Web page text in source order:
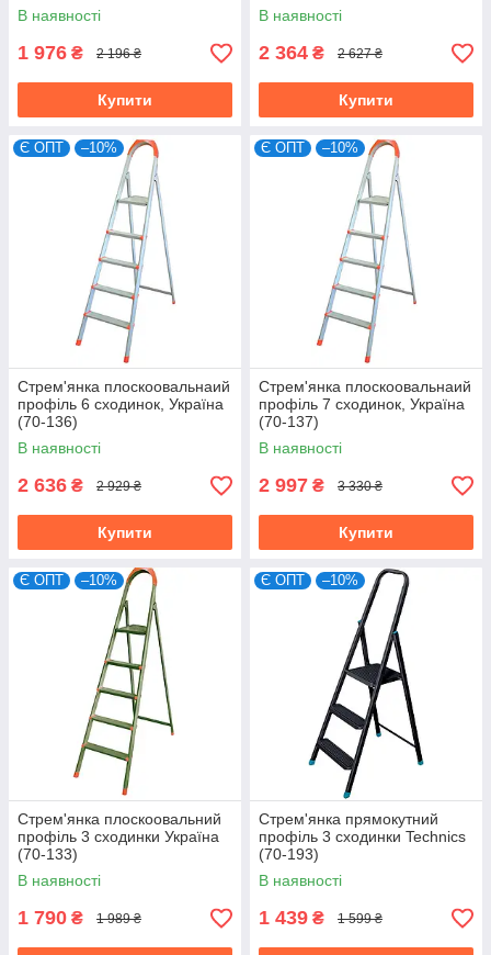
В наявності
1 976 ₴ 2 196 ₴
Купити
В наявності
2 364 ₴ 2 627 ₴
Купити
Є ОПТ –10%
Стрем'янка плоскоовальнаий
профіль 6 сходинок, Україна
(70-136)
В наявності
2 636 ₴ 2 929 ₴
Купити
Є ОПТ –10%
Стрем'янка плоскоовальнаий
профіль 7 сходинок, Україна
(70-137)
В наявності
2 997 ₴ 3 330 ₴
Купити
Є ОПТ –10%
Стрем'янка плоскоовальний
профіль 3 сходинки Україна
(70-133)
В наявності
1 790 ₴ 1 989 ₴
Є ОПТ –10%
Стрем'янка прямокутний
профіль 3 сходинки Technics
(70-193)
В наявності
1 439 ₴ 1 599 ₴